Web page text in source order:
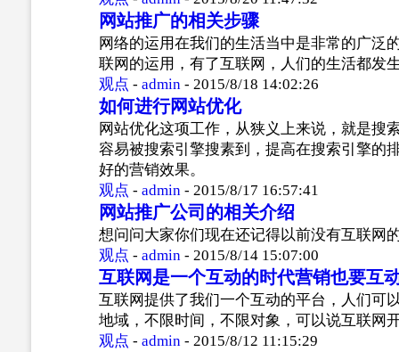
网站推广的相关步骤
网络的运用在我们的生活当中是非常的广泛
联网的运用，有了互联网，人们的生活都发
观点 - admin- 2015/8/18 14:02:26
如何进行网站优化
网站优化这项工作，从狭义上来说，就是搜
容易被搜索引擎搜素到，提高在搜索引擎的
好的营销效果。
观点 - admin- 2015/8/17 16:57:41
网站推广公司的相关介绍
想问问大家你们现在还记得以前没有互联网
观点 - admin- 2015/8/14 15:07:00
互联网是一个互动的时代营销也要互
互联网提供了我们一个互动的平台，人们可
地域，不限时间，不限对象，可以说互联网
观点 - admin- 2015/8/12 11:15:29